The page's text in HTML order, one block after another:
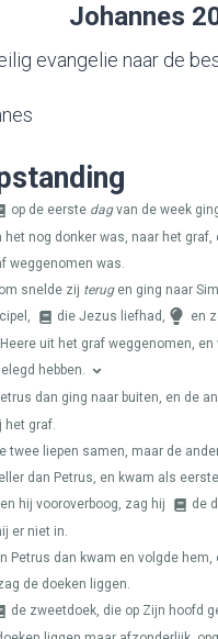
Johannes
evangelie naar de
op de eerste dagvan de week
het nog donker was, naar het
weggenomen was.
snelde zij terugen ging naar
die Jezus liefhad,
en
Heere uit het graf weggenomen,
hebben.
dan ging naar buiten, en de
het graf.
twee liepen samen, maar de
dan Petrus, en kwam als
hij vooroverboog, zag hij
de
er niet in.
Petrus dan kwam en volgde hem,
de doeken liggen.
de zweetdoek, die op Zijn hoofd